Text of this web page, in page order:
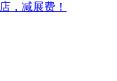
，减展费！